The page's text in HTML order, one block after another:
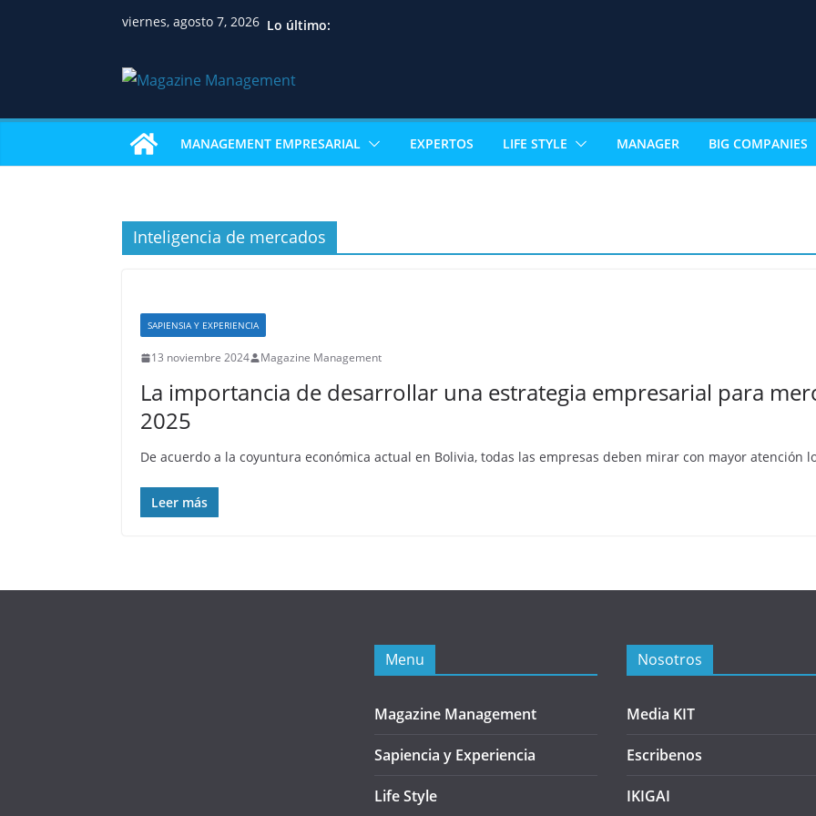
viernes, agosto 7, 2026 Lo último:
MANAGEMENT EMPRESARIAL EXPERTOS LIFE STYLE MANAGER BIG COMPANIES
Inteligencia de mercados
SAPIENSIA Y EXPERIENCIA
13 noviembre 2024 Magazine Management
La importancia de desarrollar una estrategia empresarial para
2025
De acuerdo a la coyuntura económica actual en Bolivia, todas las empresas deben mirar con mayor atención
Leer más
Menu
Magazine Management
Sapiencia y Experiencia
Life Style
Nosotros
Media KIT
Escribenos
IKIGAI